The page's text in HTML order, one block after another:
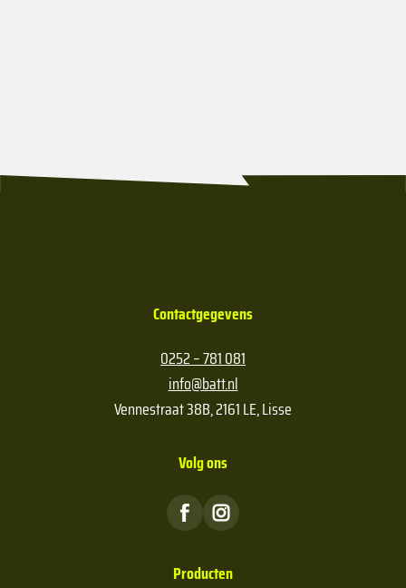
Contactgegevens
0252 – 781 081
info@batt.nl
Vennestraat 38B, 2161 LE, Lisse
Volg ons
Producten